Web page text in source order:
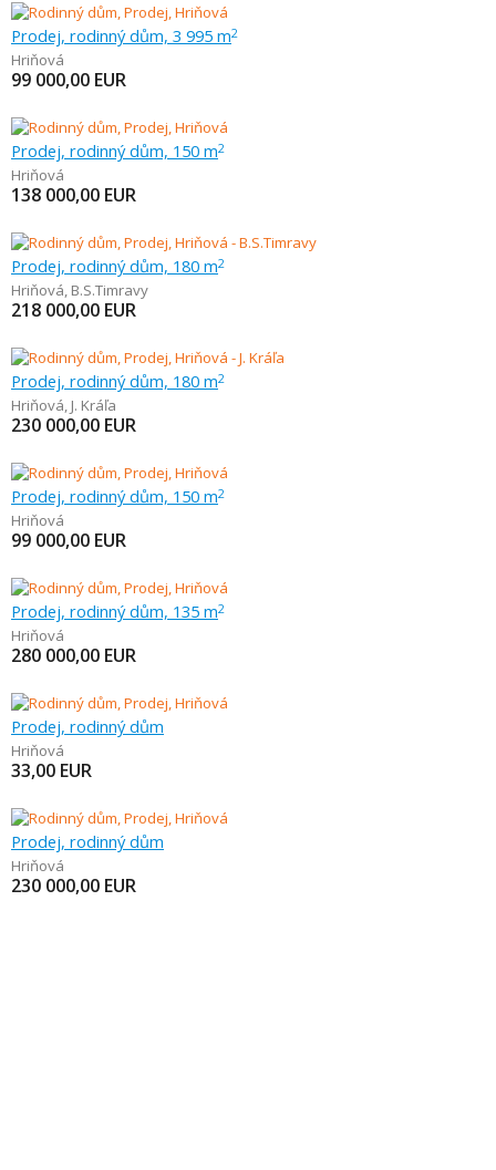
Prodej, rodinný dům, 3 995 m2
Hriňová
99 000,00 EUR
Prodej, rodinný dům, 150 m2
Hriňová
138 000,00 EUR
Prodej, rodinný dům, 180 m2
Hriňová, B.S.Timravy
218 000,00 EUR
Prodej, rodinný dům, 180 m2
Hriňová, J. Kráľa
230 000,00 EUR
Prodej, rodinný dům, 150 m2
Hriňová
99 000,00 EUR
Prodej, rodinný dům, 135 m2
Hriňová
280 000,00 EUR
Prodej, rodinný dům
Hriňová
33,00 EUR
Prodej, rodinný dům
Hriňová
230 000,00 EUR